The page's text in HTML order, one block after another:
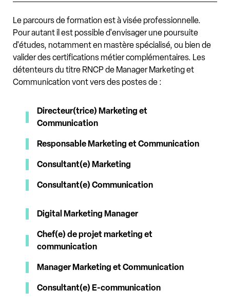
Le parcours de formation est à visée professionnelle.
Pour autant il est possible d'envisager une poursuite
d'études, notamment en mastère spécialisé, ou bien de
valider des certifications métier complémentaires. Les
détenteurs du titre RNCP de Manager Marketing et
Communication vont vers des postes de :
Directeur(trice) Marketing et
Communication
Responsable Marketing et Communication
Consultant(e) Marketing
Consultant(e) Communication
Digital Marketing Manager
Chef(e) de projet marketing et
communication
Manager Marketing et Communication
Consultant(e) E-communication